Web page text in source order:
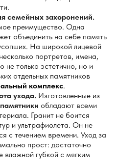
семейных захоронений.
преимущество. Одна
объединить на себе память
На широкой лицевой
портретов, имена,
не только эстетично, но и
отдельных памятников
комплекс.
ухода. Изготовленные из
обладают всеми
Гранит не боится
и ультрафиолета. Он не
с течением времени. Уход за
прост: достаточно
влажной губкой с мягким